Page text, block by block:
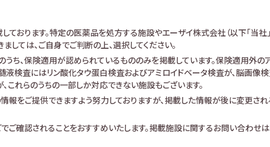
ております。特定の医薬品を処方する施設やエーザイ株式会社（以下「当社
ては、ご自身でご判断の上、選択してください。
ち、保険適用が認められているもののみを掲載しています。保険適用外の
液検査にはリン酸化タウ蛋白検査およびアミロイドベータ検査が、脳画像
れらのうちの一部しか対応できない施設もございます。
をご提供できますよう努力しておりますが、掲載した情報が後に変更さ
確認されることをおすすめいたします。掲載施設に関するお問い合わせ